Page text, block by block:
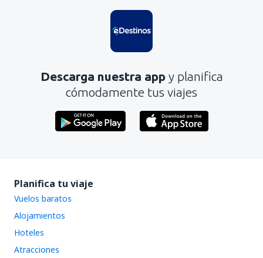
Descarga nuestra app y planifica
cómodamente tus viajes
Planifica tu viaje
Vuelos baratos
Alojamientos
Hoteles
Atracciones